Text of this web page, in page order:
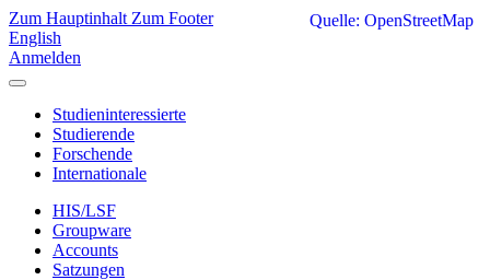
Zum Hauptinhalt Zum Footer
English
Anmelden
Studieninteressierte
Studierende
Forschende
Internationale
HIS/LSF
Groupware
Accounts
Satzungen
Quelle: OpenStreetMap